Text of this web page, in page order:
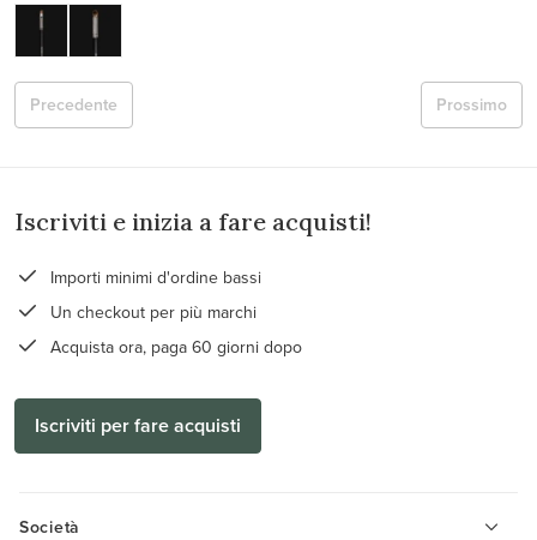
Prossimo
Precedente
Iscriviti e inizia a fare acquisti!
Importi minimi d'ordine bassi
Un checkout per più marchi
Acquista ora, paga 60 giorni dopo
Iscriviti per fare acquisti
Società